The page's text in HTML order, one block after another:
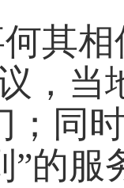
其
，当
；同
”的服